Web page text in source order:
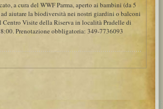
a cura del WWF Parma, aperto ai bambini (da 5
aiutare la biodiversità nei nostri giardini o balconi
Visite della Riserva in località Pradelle di
Prenotazione obbligatoria: 349-7736093